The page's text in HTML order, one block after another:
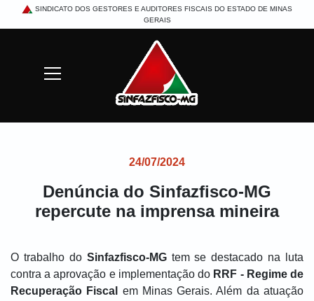
SINDICATO DOS GESTORES E AUDITORES FISCAIS DO ESTADO DE MINAS
GERAIS
Mostrar/Esconder menu
24/07/2024
Denúncia do Sinfazfisco-MG
repercute na imprensa mineira
O trabalho do Sinfazfisco-MGtem se destacado na luta
contra a aprovação e implementação do RRF - Regime de
Recuperação Fiscal
em Minas Gerais. Além da atuação